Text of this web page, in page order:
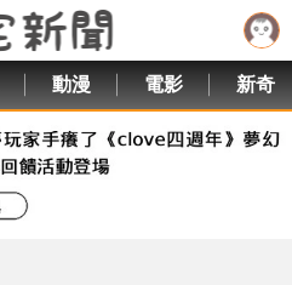
動漫 電影 新奇